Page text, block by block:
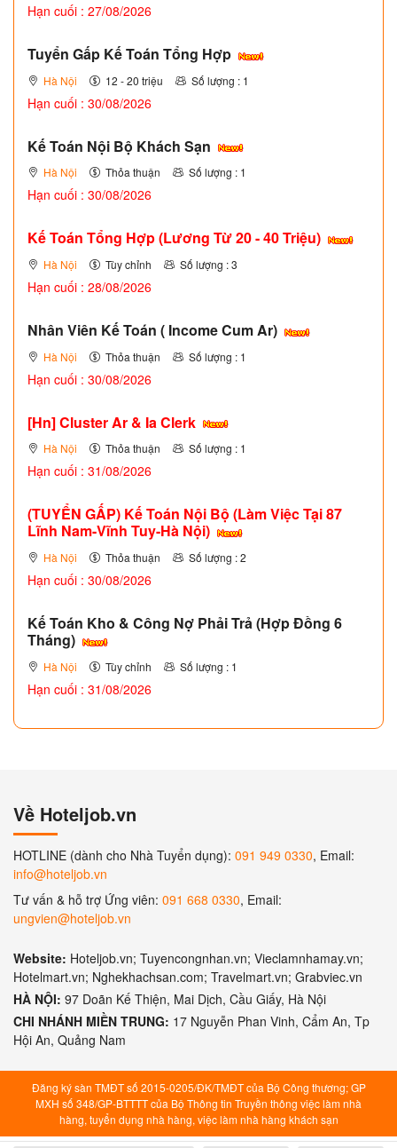
Hạn cuối : 27/08/2026
Tuyển Gấp Kế Toán Tổng Hợp
Hà Nội 12 - 20 triệu Số lượng : 1
Hạn cuối : 30/08/2026
Kế Toán Nội Bộ Khách Sạn
Hà Nội Thỏa thuận Số lượng : 1
Hạn cuối : 30/08/2026
Kế Toán Tổng Hợp (Lương Từ 20 - 40 Triệu)
Hà Nội Tùy chỉnh Số lượng : 3
Hạn cuối : 28/08/2026
Nhân Viên Kế Toán ( Income Cum Ar)
Hà Nội Thỏa thuận Số lượng : 1
Hạn cuối : 30/08/2026
[Hn] Cluster Ar & Ia Clerk
Hà Nội Thỏa thuận Số lượng : 1
Hạn cuối : 31/08/2026
(TUYỂN GẤP) Kế Toán Nội Bộ (Làm Việc Tại 87
Lĩnh Nam-Vĩnh Tuy-Hà Nội)
Hà Nội Thỏa thuận Số lượng : 2
Hạn cuối : 30/08/2026
Kế Toán Kho & Công Nợ Phải Trả (Hợp Đồng 6
Tháng)
Hà Nội Tùy chỉnh Số lượng : 1
Hạn cuối : 31/08/2026
Về Hoteljob.vn
HOTLINE (dành cho Nhà Tuyển dụng): 091 949 0330, Email:
info@hoteljob.vn
Tư vấn & hỗ trợ Ứng viên: 091 668 0330, Email:
ungvien@hoteljob.vn
Website: Hoteljob.vn; Tuyencongnhan.vn; Vieclamnhamay.vn;
Hotelmart.vn; Nghekhachsan.com; Travelmart.vn; Grabviec.vn
HÀ NỘI: 97 Doãn Kế Thiện, Mai Dịch, Cầu Giấy, Hà Nội
CHI NHÁNH MIỀN TRUNG: 17 Nguyễn Phan Vinh, Cẩm An, Tp
Hội An, Quảng Nam
Đăng ký sàn TMĐT số 2015-0205/ĐK/TMĐT của Bộ Công thương; GP
MXH số 348/GP-BTTTT của Bộ Thông tin Truyền thông việc làm nhà
hàng, tuyển dụng nhà hàng, việc làm nhà hàng khách sạn